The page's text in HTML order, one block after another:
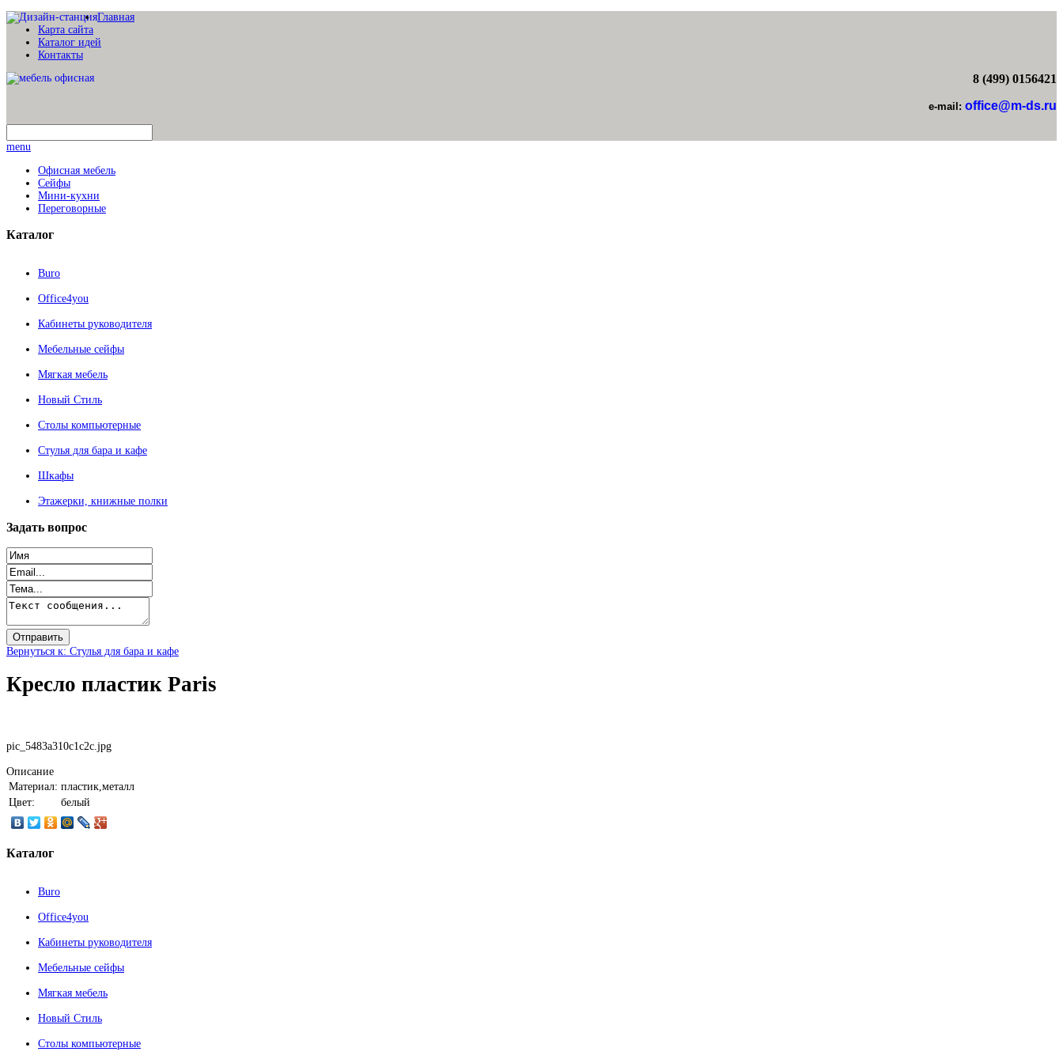
Главная
Карта сайта
Каталог идей
Контакты
8 (499) 0156421
e-mail: office@m-ds.ru
menu
Офисная мебель
Сейфы
Мини-кухни
Переговорные
Каталог
Buro
Office4you
Кабинеты руководителя
Мебельные сейфы
Мягкая мебель
Новый Стиль
Столы компьютерные
Стулья для бара и кафе
Шкафы
Этажерки, книжные полки
Задать вопрос
Вернуться к: Стулья для бара и кафе
Кресло пластик Paris
pic_5483a310c1c2c.jpg
Описание
Материал: пластик,металл
Цвет:
белый
Каталог
Buro
Office4you
Кабинеты руководителя
Мебельные сейфы
Мягкая мебель
Новый Стиль
Столы компьютерные